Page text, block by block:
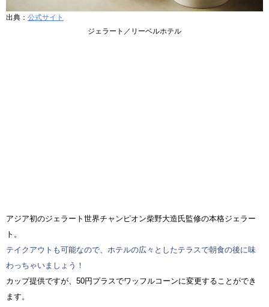
出典： 公式サイト
ジェラート／リーベルホテル
アジア初のジェラート世界チャンピオン柴野大造氏監修の本格ジェラー
ト。
テイクアウトも可能なので、ホテルの広々としたテラスで朝食の後に味
わっちゃいましょう！
カップ提供ですが、50円プラスでワッフルコーンに変更することができ
ます。